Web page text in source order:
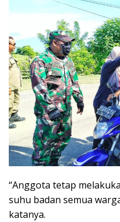
“Anggota tetap
suhu badan semua
katanya.